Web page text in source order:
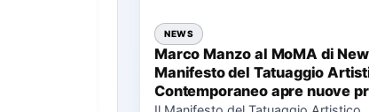
NEWS
Marco Manzo al MoMA di
Manifesto del Tatuaggio
Contemporaneo apre nuove